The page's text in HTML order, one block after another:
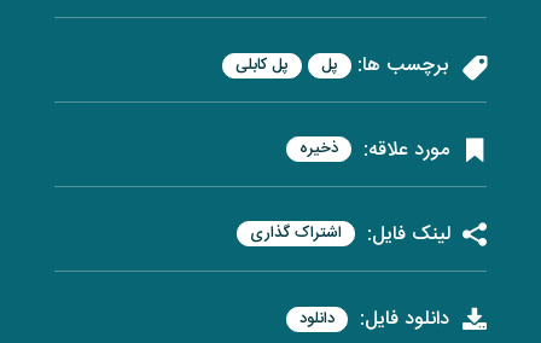
برچسب ها: پل پل کابلی
مورد علاقه: ذخیره
لینک فایل: اشتراک گذاری
دانلود فایل: دانلود